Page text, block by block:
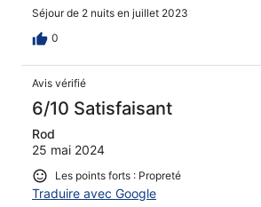
Séjour de 2 nuits en juillet 2023
0
Avis vérifié
6/10 Satisfaisant
Rod
25 mai 2024
Les points forts : Propreté
Traduire avec Google